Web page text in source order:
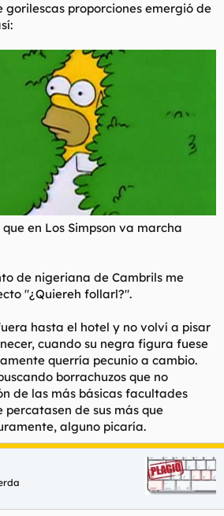
proporciones emergió de
en Los Simpson va marcha
de nigeriana de Cambrils me
"¿Quiereh follarl?".
hasta el hotel y no volví a pisar
cuando su negra figura fuese
querría pecunio a cambio.
borrachuzos que no
de las más básicas facultades
percatasen de sus más que
alguno picaría.